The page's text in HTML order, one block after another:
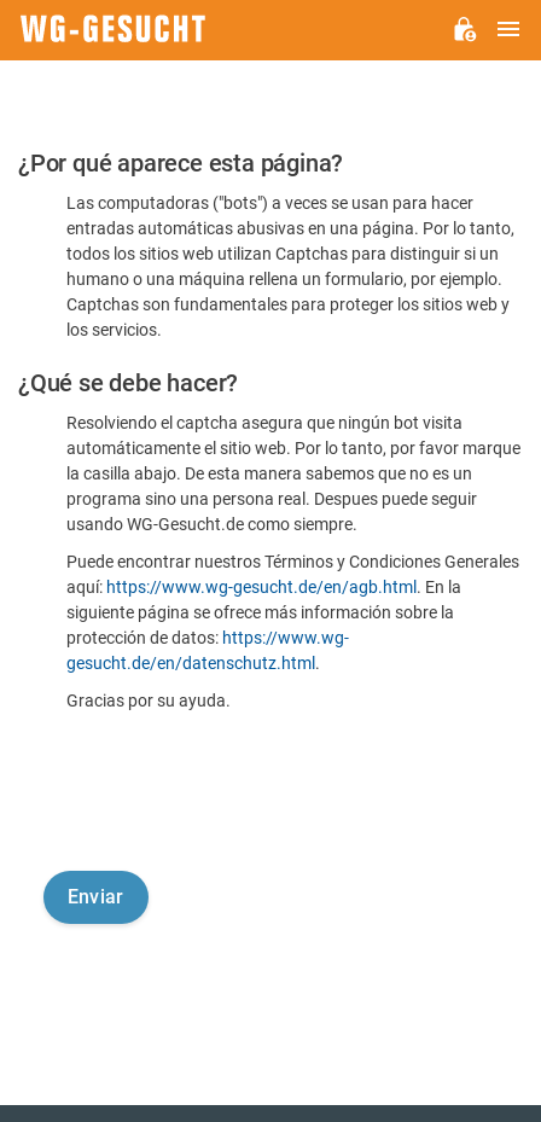
Por
favor,
confirme
humano
¿Por qué aparece esta página?
Las computadoras ("bots") a veces se usan para hacer
entradas automáticas abusivas en una página. Por lo tanto,
todos los sitios web utilizan Captchas para distinguir si un
humano o una máquina rellena un formulario, por ejemplo.
Captchas son fundamentales para proteger los sitios web y
los servicios.
¿Qué se debe hacer?
Resolviendo el captcha asegura que ningún bot visita
automáticamente el sitio web. Por lo tanto, por favor marque
la casilla abajo. De esta manera sabemos que no es un
programa sino una persona real. Despues puede seguir
usando WG-Gesucht.de como siempre.
Puede encontrar nuestros Términos y Condiciones Generales
aquí: https://www.wg-gesucht.de/en/agb.html . En la
siguiente página se ofrece más información sobre la
protección de datos: https://www.wg-
gesucht.de/en/datenschutz.html .
Gracias por su ayuda.